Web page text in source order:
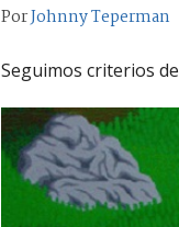
PorJohnny Teperman
Seguimos criterios de